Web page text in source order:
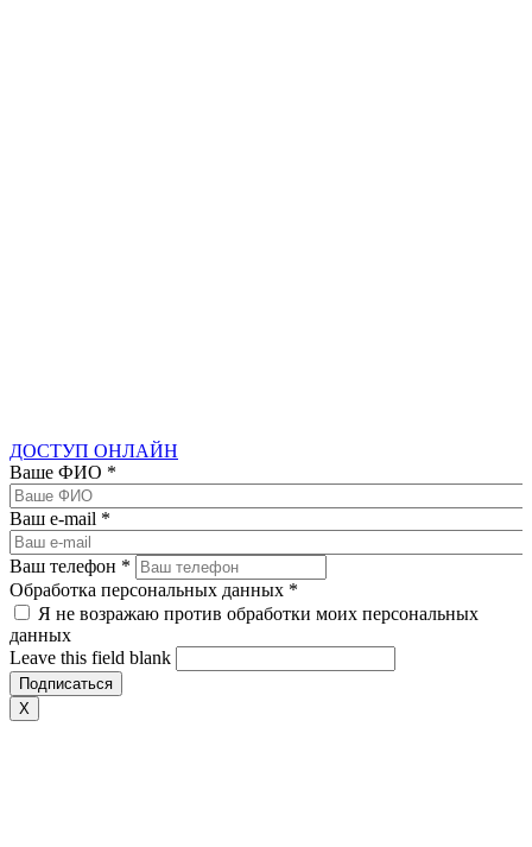
ДОСТУП ОНЛАЙН
Ваше ФИО *
Ваш e-mail *
Ваш телефон *
Обработка персональных данных *
Я не возражаю против обработки моих персональных
данных
Leave this field blank
X